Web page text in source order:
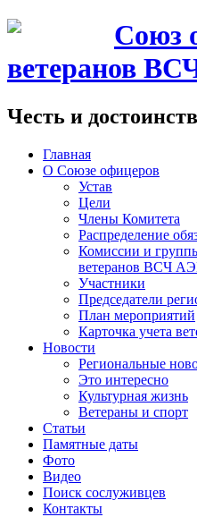
Союз
ветеранов
Честь и
Главная
О Союзе офицеров
Устав
Цели
Члены Комитета
Распределение
Комиссии и
ветеранов ВСЧ
Участники
Председатели
План мероприятий
Карточка учета
Новости
Региональные
Это интересно
Культурная жизнь
Ветераны и спорт
Статьи
Памятные даты
Фото
Видео
Поиск сослуживцев
Контакты